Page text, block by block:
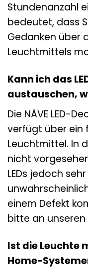
Stundenanzahl
bedeutet, dass
Gedanken über
Leuchtmittels
Kann ich das
austauschen,
Die NÄVE LED-
verfügt über ein
Leuchtmittel. In
nicht
LEDs jedoch
einem Defekt
bitte an unseren
Ist die Leuchte
Home-